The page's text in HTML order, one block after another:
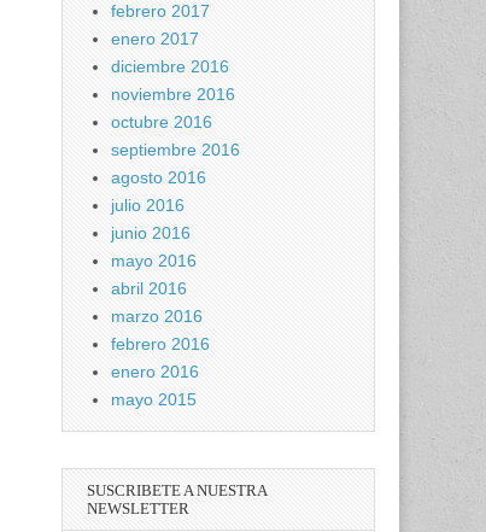
febrero 2017
enero 2017
diciembre 2016
noviembre 2016
octubre 2016
septiembre 2016
agosto 2016
julio 2016
junio 2016
mayo 2016
abril 2016
marzo 2016
febrero 2016
enero 2016
mayo 2015
SUSCRIBETE A NUESTRA
NEWSLETTER